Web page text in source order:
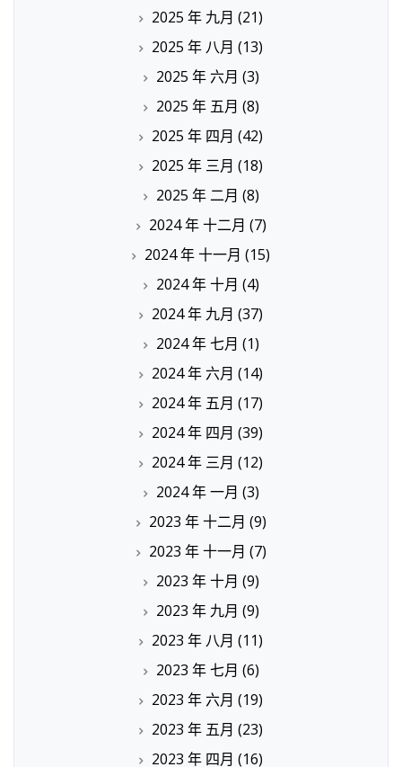
2025 年 九月 (21)
2025 年 八月 (13)
2025 年 六月 (3)
2025 年 五月 (8)
2025 年 四月 (42)
2025 年 三月 (18)
2025 年 二月 (8)
2024 年 十二月 (7)
2024 年 十一月 (15)
2024 年 十月 (4)
2024 年 九月 (37)
2024 年 七月 (1)
2024 年 六月 (14)
2024 年 五月 (17)
2024 年 四月 (39)
2024 年 三月 (12)
2024 年 一月 (3)
2023 年 十二月 (9)
2023 年 十一月 (7)
2023 年 十月 (9)
2023 年 九月 (9)
2023 年 八月 (11)
2023 年 七月 (6)
2023 年 六月 (19)
2023 年 五月 (23)
2023 年 四月 (16)